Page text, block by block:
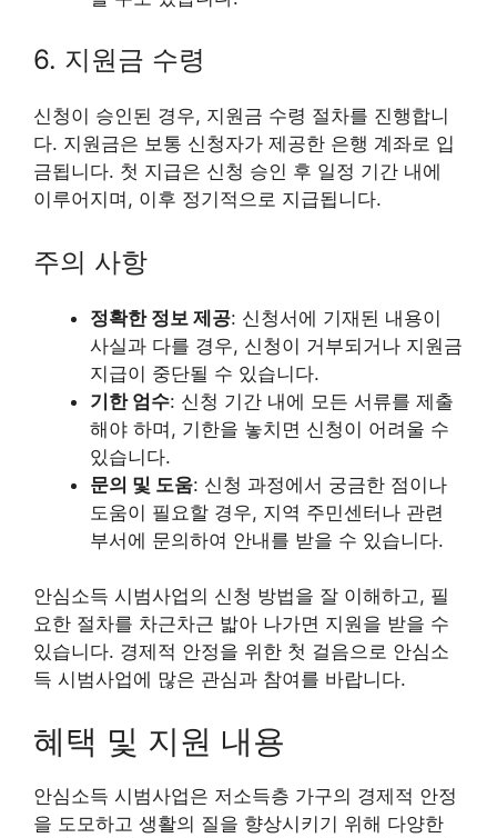
6. 지원금 수령
신청이 승인된 경우, 지원금 수령 절차를 진행합니
다. 지원금은 보통 신청자가 제공한 은행 계좌로 입
금됩니다. 첫 지급은 신청 승인 후 일정 기간 내에
이루어지며, 이후 정기적으로 지급됩니다.
주의 사항
정확한 정보 제공: 신청서에 기재된 내용이
사실과 다를 경우, 신청이 거부되거나 지원금
지급이 중단될 수 있습니다.
기한 엄수: 신청 기간 내에 모든 서류를 제출
해야 하며, 기한을 놓치면 신청이 어려울 수
있습니다.
문의 및 도움: 신청 과정에서 궁금한 점이나
도움이 필요할 경우, 지역 주민센터나 관련
부서에 문의하여 안내를 받을 수 있습니다.
안심소득 시범사업의 신청 방법을 잘 이해하고, 필
요한 절차를 차근차근 밟아 나가면 지원을 받을 수
있습니다. 경제적 안정을 위한 첫 걸음으로 안심소
득 시범사업에 많은 관심과 참여를 바랍니다.
혜택 및 지원 내용
안심소득 시범사업은 저소득층 가구의 경제적 안정
을 도모하고 생활의 질을 향상시키기 위해 다양한